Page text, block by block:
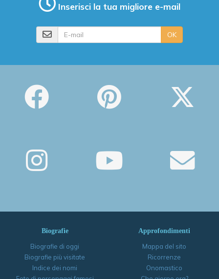
Inserisci la tua migliore e-mail
OK
Biografie
Biografie di oggi
Biografie più visitate
Indice dei nomi
Approfondimenti
Mappa del sito
Ricorrenze
Onomastico